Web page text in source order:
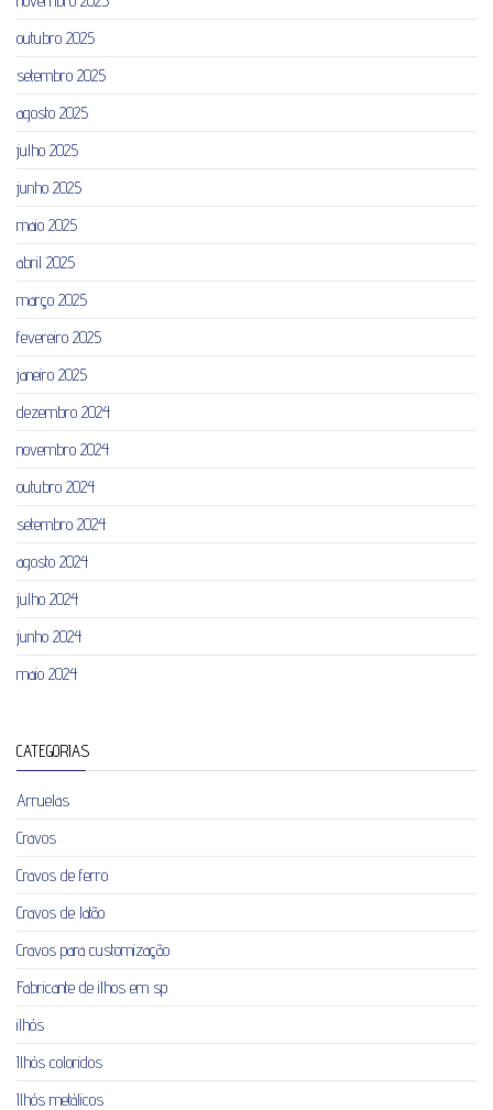
outubro 2025
setembro 2025
agosto 2025
julho 2025
junho 2025
maio 2025
abril 2025
março 2025
fevereiro 2025
janeiro 2025
dezembro 2024
novembro 2024
outubro 2024
setembro 2024
agosto 2024
julho 2024
junho 2024
maio 2024
CATEGORIAS
Arruelas
Cravos
Cravos de ferro
Cravos de latão
Cravos para customização
Fabricante de ilhos em sp
ilhós
Ilhós coloridos
Ilhós metálicos